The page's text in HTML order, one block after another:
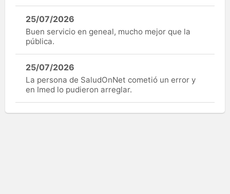
25/07/2026
Buen servicio en geneal, mucho mejor que la
pública.
25/07/2026
La persona de SaludOnNet cometió un error y
en Imed lo pudieron arreglar.